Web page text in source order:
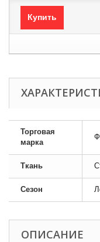
Купить
Торговая
марка
Ткань
Сезон
ОПИСАНИЕ